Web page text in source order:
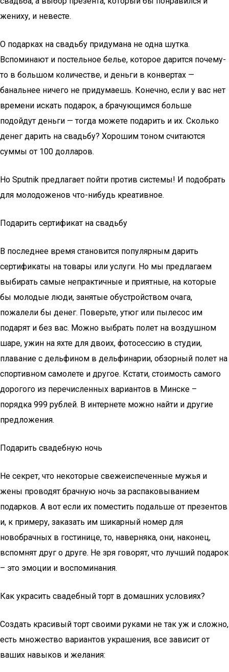
жениху, и невесте.
О подарках на свадьбу придумана не одна шутка.
Вспоминают и постельное белье, которое дарится почему-
то в большом количестве, и деньги в конвертах —
банальнее ничего не придумаешь. Конечно, если у вас нет
времени искать подарок, а брачующимся больше
подойдут деньги — тогда можете подарить и их. Сколько
денег дарить на свадьбу? Хорошим тоном считаются
суммы от 100 долларов.
Но Sputnik предлагает пойти против системы! И подобрать
для молодоженов что-нибудь креативное.
Подарить сертификат на свадьбу
В последнее время становится популярным дарить
сертификаты на товары или услуги. Но мы предлагаем
выбирать самые непрактичные и приятные, на которые
бы молодые люди, занятые обустройством очага,
пожалели бы денег. Поверьте, утюг или пылесос им
подарят и без вас. Можно выбрать полет на воздушном
шаре, ужин на яхте для двоих, фотосессию в студии,
плавание с дельфином в дельфинарии, обзорный полет на
спортивном самолете и другое. Кстати, стоимость самого
дорогого из перечисленных вариантов в Минске –
порядка 999 рублей. В интернете можно найти и другие
предложения.
Подарить свадебную ночь
Не секрет, что некоторые свежеиспеченные мужья и
жены проводят брачную ночь за распаковыванием
подарков. А вот если их поместить подальше от презентов
и, к примеру, заказать им шикарный номер для
новобрачных в гостинице, то, наверняка, они, наконец,
вспомнят друг о друге. Не зря говорят, что лучший подарок
– это эмоции и воспоминания.
Как украсить свадебный торт в домашних условиях?
Создать красивый торт своими руками не так уж и сложно,
есть множество вариантов украшения, все зависит от
ваших навыков и желания: